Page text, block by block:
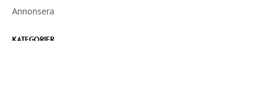
Annonsera
KATEGORIER